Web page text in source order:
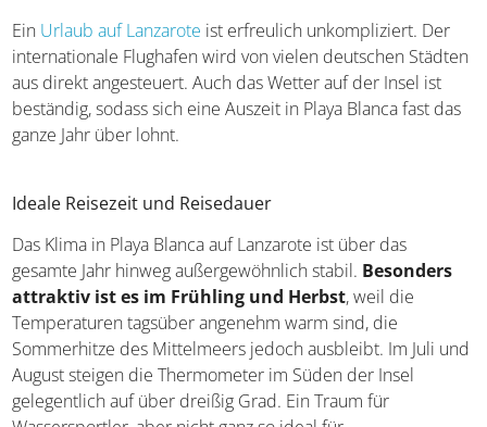
Ein Urlaub auf Lanzarote ist erfreulich unkompliziert. Der
internationale Flughafen wird von vielen deutschen Städten
aus direkt angesteuert. Auch das Wetter auf der Insel ist
beständig, sodass sich eine Auszeit in Playa Blanca fast das
ganze Jahr über lohnt.
Ideale Reisezeit und Reisedauer
Das Klima in Playa Blanca auf Lanzarote ist über das
gesamte Jahr hinweg außergewöhnlich stabil. Besonders
attraktiv ist es im Frühling und Herbst, weil die
Temperaturen tagsüber angenehm warm sind, die
Sommerhitze des Mittelmeers jedoch ausbleibt. Im Juli und
August steigen die Thermometer im Süden der Insel
gelegentlich auf über dreißig Grad. Ein Traum für